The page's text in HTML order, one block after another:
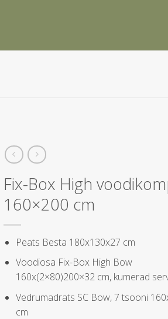
Fix-Box High
160×200 cm
Peats Besta 180x130x27 cm
Voodiosa Fix-Box High Bow
160x(2×80)200×32 cm, kumerad
Vedrumadrats SC Bow, 7 tsooni
cm